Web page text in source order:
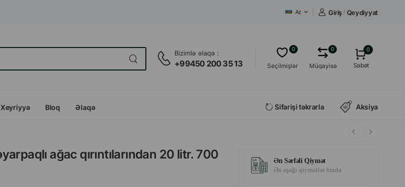
Az Giriş / Qeydiyyat
Bizimlə əlaqə :
+99450 200 35 13 Seçilmişlər
0
Müqayisə
0 0
Səbət
Xeyriyyə Bloq Əlaqə Sifarişi təkrarla Aksiya
ağac qırıntılarından 20 litr. 700
Ən Sərfəli Qiymət
Ən aşağı qiymətlər bizdə